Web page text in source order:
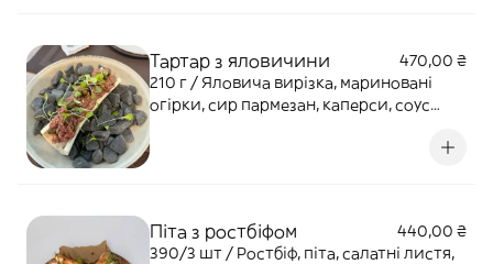
Тартар з яловичини
470,00 ₴
210 г / Яловича вирізка, мариновані
огірки, сир пармезан, каперси, соус
Піта з ростбіфом
440,00 ₴
390/3 шт / Ростбіф, піта, салатні листя,